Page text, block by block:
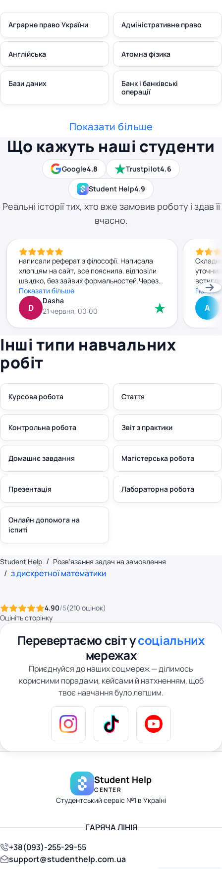
Аграрне право України Адміністративне право
Англійська Атомна фізика
Бази даних
Банк і банківські
операції
Показати більше
Google4.8 Trustpilot4.6
Student Help4.9
Що кажуть наші студенти
Реальні історії тих, хто вже замовив роботу і здав її
вчасно.
написали реферат з філософії. Написала
хлопцям на сайт, все пояснила, відповіли
швидко, без зайвих формальностей.Через
добу вже мала готову роботу. Текст
нормальний, без води, прочитала — усе
зрозуміло. Заплатила заздалегідь, і жодних
сюрпризів чи “доплат” потім не було. Все
чітко й по-людськи. Рекомендую
Показати більше
D
Dasha
21 червня, 00:00
внести
без
плюс.
А
Інші типи навчальних
робіт
Курсова робота Стаття
Контрольна робота Звіт з практики
Домашнє завдання Магістерська робота
Презентація Лабораторна робота
Онлайн допомога на
іспиті
Student Help Розв'язання задач на замовлення
з дискретної математики
4.90/5(210 оцінок)
Оцініть сторінку
Перевертаємо світ усоціальних
мережах
Приєднуйся до наших соцмереж — ділимось
корисними порадами, кейсами й натхненням, щоб
твоє навчання було легшим.
Student Help
CENTER
Студентський сервіс №1 в Україні
ГАРЯЧА ЛІНІЯ
+38(093)-255-29-55
support@studenthelp.com.ua